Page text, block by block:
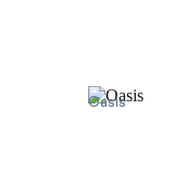
Oasis